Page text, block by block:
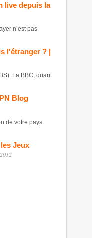
live depuis la
n’est pas
l'étranger ? |
La BBC, quant
Blog
de votre pays
Jeux